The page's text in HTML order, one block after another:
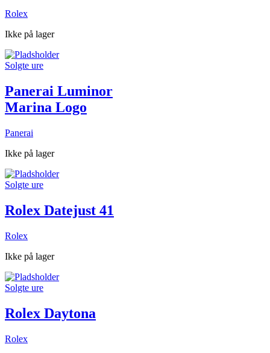
Rolex
Ikke på lager
Solgte ure
Panerai Luminor
Marina Logo
Panerai
Ikke på lager
Solgte ure
Rolex Datejust 41
Rolex
Ikke på lager
Solgte ure
Rolex Daytona
Rolex